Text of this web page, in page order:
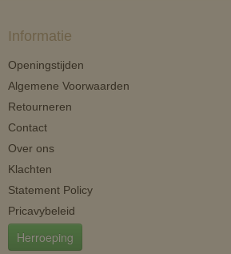
Informatie
Openingstijden
Algemene Voorwaarden
Retourneren
Contact
Over ons
Klachten
Statement Policy
Pricavybeleid
Herroeping